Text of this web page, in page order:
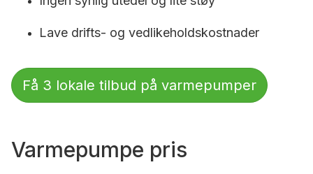
Lave drifts- og vedlikeholdskostnader
Få 3 lokale tilbud på varmepumper
Varmepumpe pris